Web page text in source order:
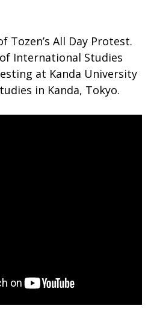
Tozen’s All Day Protest.
International Studies
at Kanda University
in Kanda, Tokyo.